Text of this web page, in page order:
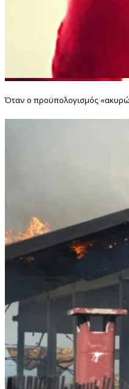
Όταν ο προϋπολογισμός